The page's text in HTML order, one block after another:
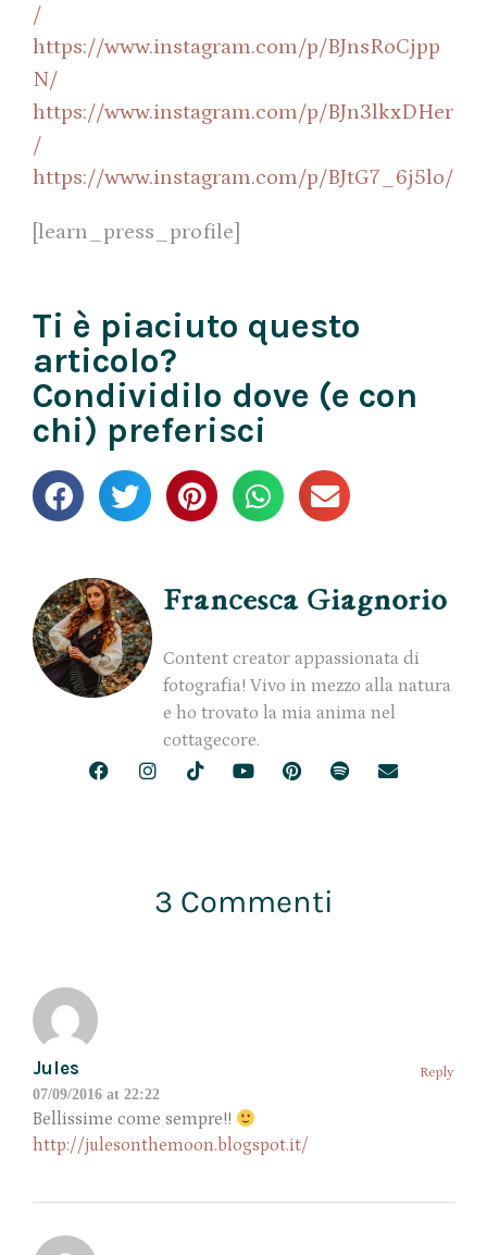
/
https://www.instagram.com/p/BJnsRoCjpp
N/
https://www.instagram.com/p/BJn3lkxDHer
/
https://www.instagram.com/p/BJtG7_6j5lo/
[learn_press_profile]
Ti è piaciuto questo
articolo?
Condividilo dove (e con
chi) preferisci
Francesca Giagnorio
Content creator appassionata di
fotografia! Vivo in mezzo alla natura
e ho trovato la mia anima nel
cottagecore.
3 Commenti
Jules
07/09/2016 at 22:22
Reply
Bellissime come sempre!!
http://julesonthemoon.blogspot.it/